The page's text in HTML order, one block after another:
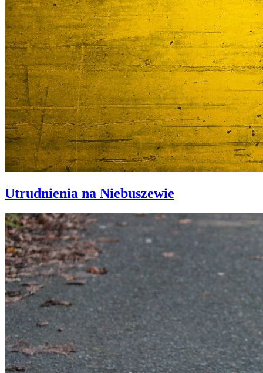
Utrudnienia na Niebuszewie